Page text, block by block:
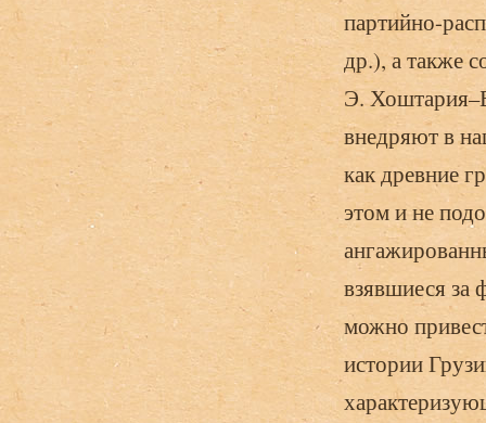
партийно-
др.), а также
Э.
внедряют в
как древние
этом и не
взявшиеся за
можно
истории